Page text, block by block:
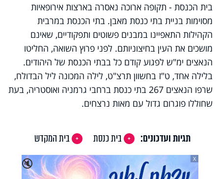
בית הכנסת - תקופה ארוכה נאסרה בארצות אירופאיות
מסוימות בניית בתי כנסת מאבן. בתי הכנסת במרבית
הקהילות התאפיינו במבנים פשוטים ותפקודיים, שאינם
מושכים את העין בחיצוניותם. לפני פרוץ השואה, החליטו
הנאצים ימ"ש לפגוע קודם כל בבתי הכנסת של היהודים.
בלילה אחד, ט"ז בחשוון תרצ"ט, לילה המכונה ליל הבדולח,
שרפו הנאצים 267 בתי כנסת ברחבי גרמניה ואוסטריה, בעת
שחוללו פוגרום גדול עם מאות נרצחים.
תגיות ועדכונים: בית כנסת
בית המקדש
🔇
X